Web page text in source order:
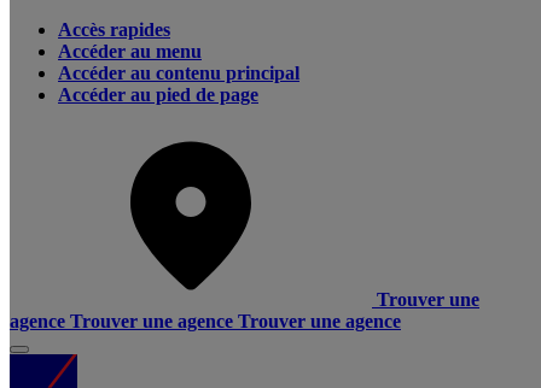
Accès rapides
Accéder au menu
Accéder au contenu principal
Accéder au pied de page
Trouver une
agence Trouver une agence Trouver une agence